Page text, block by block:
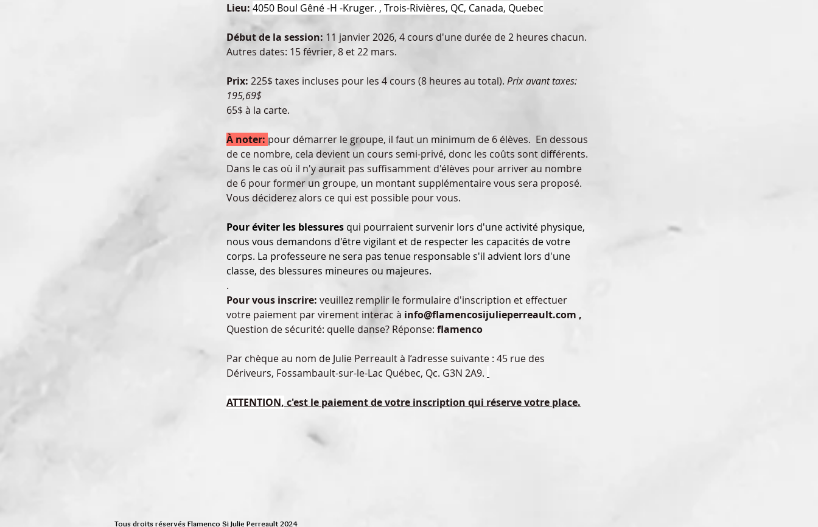
Lieu: 4050 Boul Gêné -H -Kruger. , Trois-Rivières, QC, Canada, Quebec
Début de la session: 11 janvier 2026, 4 cours d'une durée de 2 heures chacun.
Autres dates: 15 février, 8 et 22 mars.
Prix: 225$ taxes incluses pour les 4 cours (8 heures au total). Prix avant taxes:
195,69$
65$ à la carte.
À noter: pour démarrer le groupe, il faut un minimum de 6 élèves.  En dessous
de ce nombre, cela devient un cours semi-privé, donc les coûts sont différents.
Dans le cas où il n'y aurait pas suffisamment d'élèves pour arriver au nombre
de 6 pour former un groupe, un montant supplémentaire vous sera proposé.
Vous déciderez alors ce qui est possible pour vous.
Pour éviter les blessures qui pourraient survenir lors d'une activité physique,
nous vous demandons d'être vigilant et de respecter les capacités de votre
corps. La professeure ne sera pas tenue responsable s'il advient lors d'une
classe, des blessures mineures ou majeures.
.
Pour vous inscrire: veuillez remplir le formulaire d'inscription et effectuer
votre paiement par virement interac à info@flamencosijulieperreault.com ,
Question de sécurité: quelle danse? Réponse: flamenco
Par chèque au nom de Julie Perreault à l’adresse suivante : 45 rue des
Dériveurs, Fossambault-sur-le-Lac Québec, Qc. G3N 2A9.
ATTENTION, c'est le paiement de votre inscription qui réserve votre place.
Tous droits réservés Flamenco Si Julie Perreault 2024